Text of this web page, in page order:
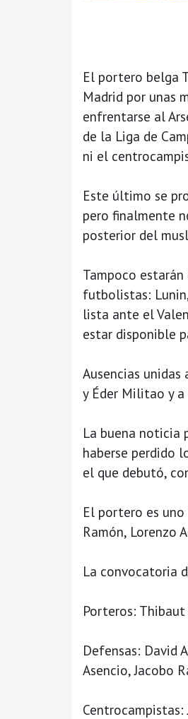
El portero belga
Madrid por unas
enfrentarse al
de la Liga de
ni el
Este último se
pero finalmente
posterior del
Tampoco
futbolistas:
lista ante el
estar disponible
Ausencias
y Éder Militao y
La buena noticia
haberse perdido
el que debutó,
El portero es uno
Ramón, Lorenzo
La convocatoria
Porteros:
Defensas: David
Asencio, Jacobo
Centrocampistas: